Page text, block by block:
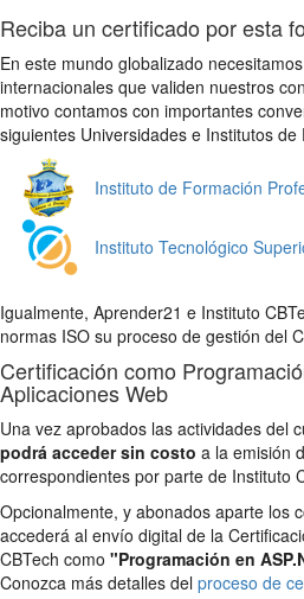
Reciba un certificado por esta
En este mundo globalizado
internacionales que validen nuestros
motivo contamos con importantes
siguientes Universidades e Institutos
Instituto de Formación
Instituto Tecnológico
Igualmente, Aprender21 e Instituto
normas ISO su proceso de gestión del
Certificación como
Aplicaciones Web
Una vez aprobados las actividades del
podrá acceder sin costo a la emisión
correspondientes por parte de Instituto
Opcionalmente, y abonados aparte los
accederá al envío digital de la
CBTech como "Programación en
Conozca más detalles del proceso de